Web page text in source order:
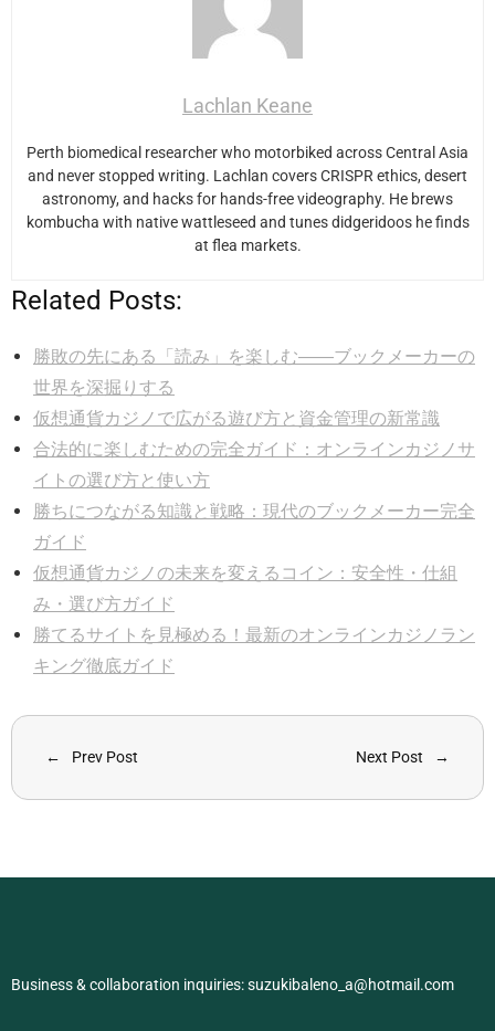
Lachlan Keane
Perth biomedical researcher who motorbiked across Central Asia
and never stopped writing. Lachlan covers CRISPR ethics, desert
astronomy, and hacks for hands-free videography. He brews
kombucha with native wattleseed and tunes didgeridoos he finds
at flea markets.
Related Posts:
勝敗の先にある「読み」を楽しむ――ブックメーカーの
世界を深掘りする
仮想通貨カジノで広がる遊び方と資金管理の新常識
合法的に楽しむための完全ガイド：オンラインカジノサ
イトの選び方と使い方
勝ちにつながる知識と戦略：現代のブックメーカー完全
ガイド
仮想通貨カジノの未来を変えるコイン：安全性・仕組
み・選び方ガイド
勝てるサイトを見極める！最新のオンラインカジノラン
キング徹底ガイド
Prev Post Next Post
Business & collaboration inquiries:suzukibaleno_a@hotmail.com